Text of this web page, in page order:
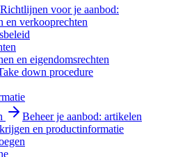
Richtlijnen voor je aanbod:
en verkooprechten
en eigendomsrechten
down procedure
Beheer je aanbod: artikelen
en productinformatie